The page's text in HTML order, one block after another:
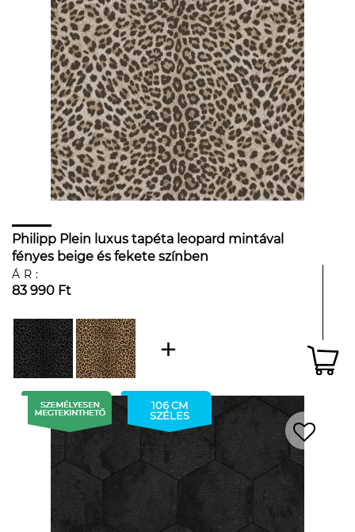
Philipp Plein luxus tapéta leopard mintával
fényes beige és fekete színben
ÁR:
83 990 Ft
106 CM
SZÉLES